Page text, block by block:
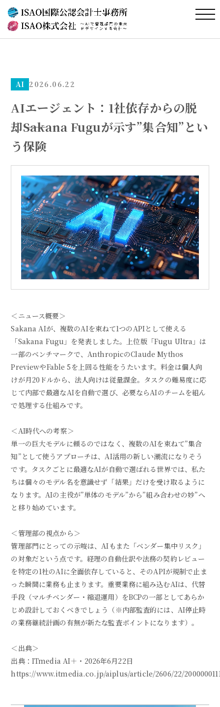
AI 2026.06.22
AIエージェント：1社依存からの脱
却――Sakana Fuguが示す”集合知”とい
う保険
＜ニュース概要＞
Sakana AIが、複数のAIを束ねて1つのAPIとして使える
「Sakana Fugu」を発表しました。上位版「Fugu Ultra」は
一部のベンチマークで、AnthropicのClaude Mythos
PreviewやFable 5を上回る性能をうたいます。料金は個人向
けが月20ドルから、法人向けは従量課金。タスクの難易度に応
じて内部で最適なAIを自動で選び、必要ならAIのチームを組ん
で処理する仕組みです。
＜AI時代への考察＞
単一の巨大モデルに頼るのではなく、複数のAIを束ねて”集合
知”として使うアプローチは、AI活用の新しい潮流になりそう
です。タスクごとに最適なAIが自動で選ばれる世界では、私た
ちは個々のモデル名を意識せず「結果」だけを受け取るように
なります。AIの主役が”単体のモデル”から”組み合わせの妙”へ
と移り始めています。
＜管理部の視点から＞
管理部門にとっての示唆は、AIもまた「ベンダー集中リスク」
の対象だという点です。経理の自動仕訳や法務の契約レビュー
を特定の1社のAIに全面依存していると、そのAPIが規制で止ま
った瞬間に業務も止まります。重要業務に組み込むAIは、代替
手段（マルチベンダー・縮退運用）をBCPの一部としてあらか
じめ設計しておくべきでしょう（※内部監査的には、AI停止時
の業務継続計画の有無が新たな監査ポイントになります）。
＜出典＞
出典：ITmedia AI＋・2026年6月22日
https://www.itmedia.co.jp/aiplus/article/2606/22/